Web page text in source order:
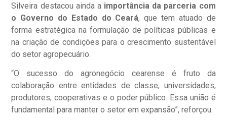
Silveira destacou ainda a importância da parceria com
o Governo do Estado do Ceará, que tem atuado de
forma estratégica na formulação de políticas públicas e
na criação de condições para o crescimento sustentável
do setor agropecuário.
“O sucesso do agronegócio cearense é fruto da
colaboração entre entidades de classe, universidades,
produtores, cooperativas e o poder público. Essa união é
fundamental para manter o setor em expansão”, reforçou.